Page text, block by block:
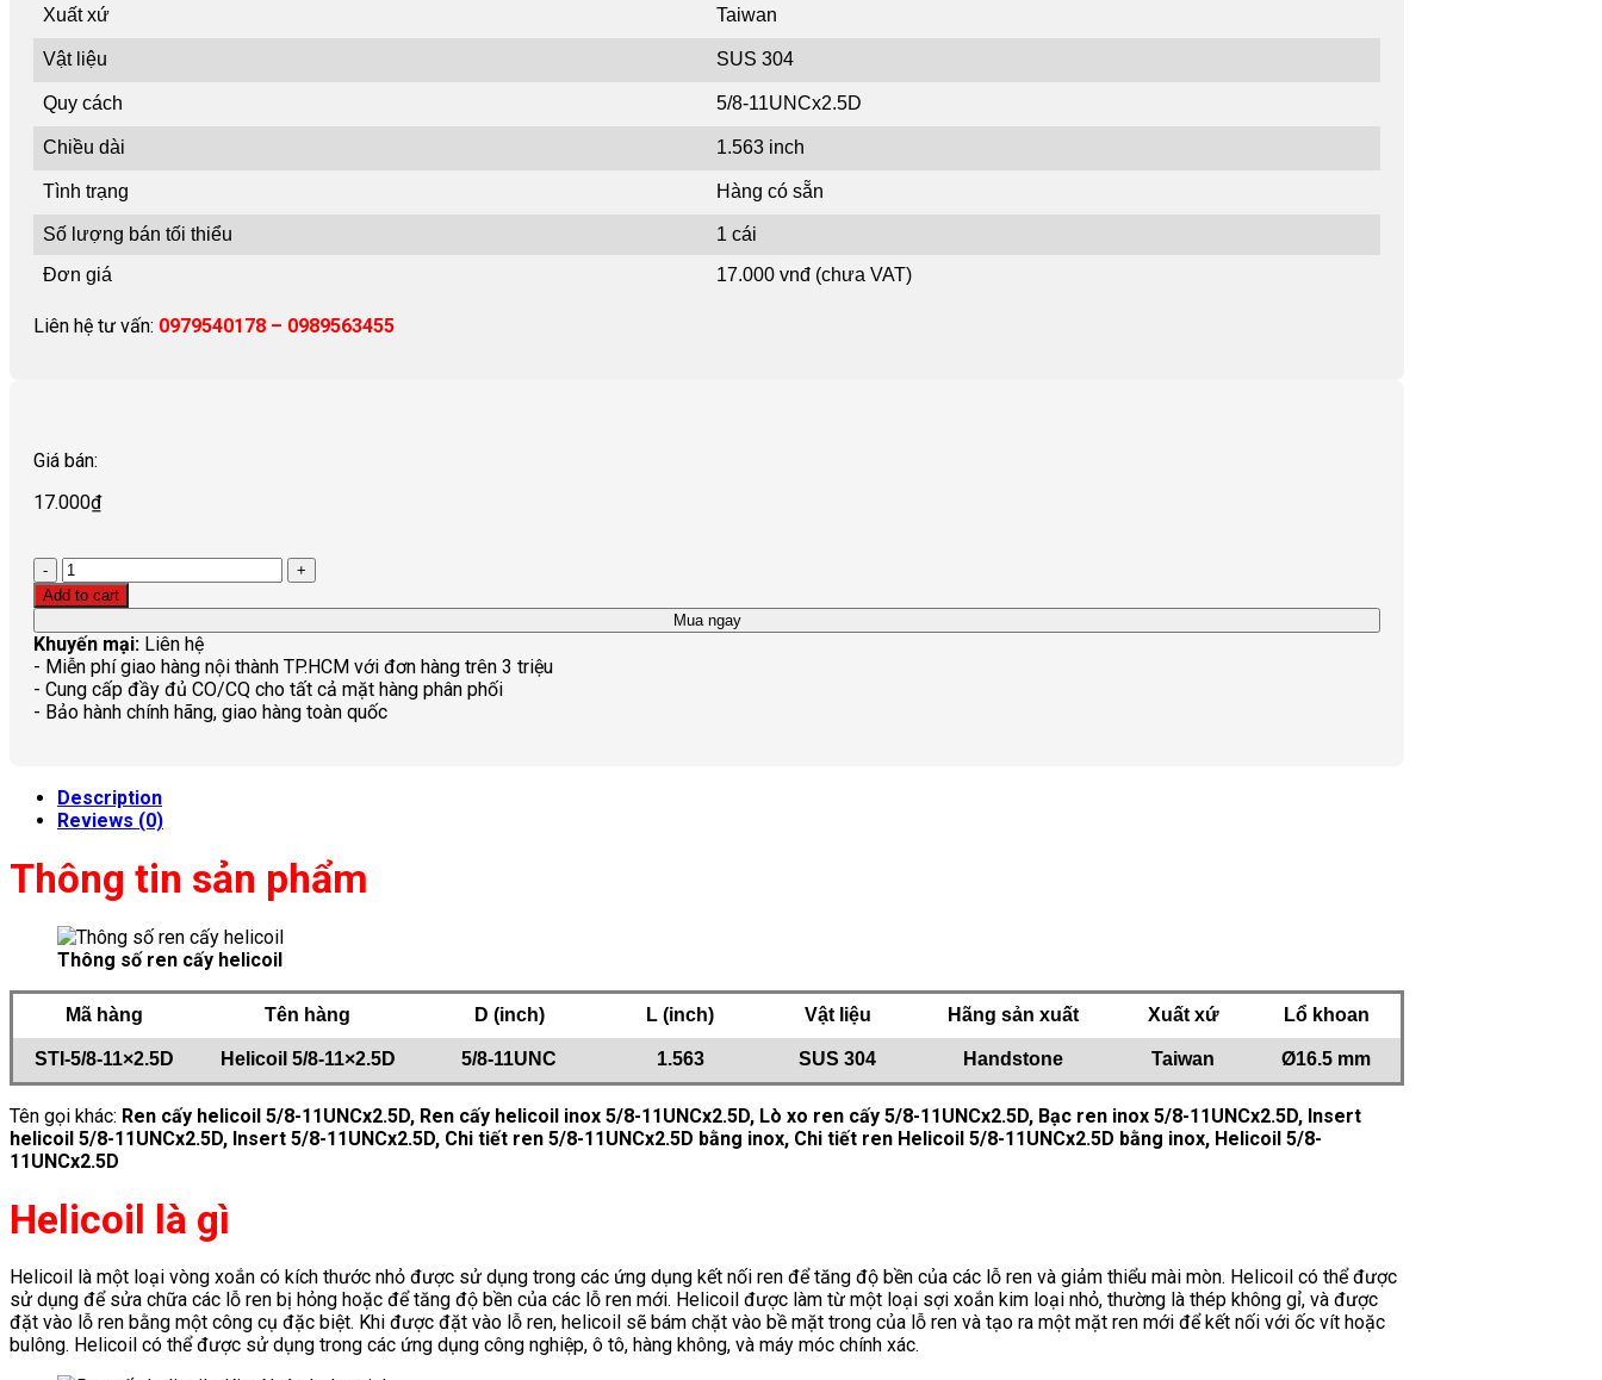
Xuất xứ Taiwan
Vật liệu SUS 304
Quy cách 5/8-11UNCx2.5D
Chiều dài 1.563 inch
Tình trạng Hàng có sẵn
Số lượng bán tối thiểu
1 cái
Đơn giá
17.000 vnđ (chưa VAT)
Liên hệ tư vấn: 0979540178 – 0989563455
Giá bán:
17.000₫
Quantity
Add to cart
Mua ngay
Khuyến mại: Liên hệ
- Miễn phí giao hàng nội thành TP.HCM với đơn hàng trên 3 triệu
- Cung cấp đầy đủ CO/CQ cho tất cả mặt hàng phân phối
- Bảo hành chính hãng, giao hàng toàn quốc
Description
Reviews (0)
Thông tin sản phẩm
Thông số ren cấy helicoil
Mã hàng Tên hàng D (inch) L (inch) Vật liệu Hãng sản xuất Xuất xứ Lổ khoan
STI-5/8-11×2.5D Helicoil 5/8-11×2.5D 5/8-11UNC 1.563 SUS 304 Handstone Taiwan Ø16.5 mm
Tên gọi khác: Ren cấy helicoil 5/8-11UNCx2.5D, Ren cấy helicoil inox 5/8-11UNCx2.5D, Lò xo ren cấy 5/8-11UNCx2.5D, Bạc ren inox 5/8-11UNCx2.5D, Insert
helicoil 5/8-11UNCx2.5D, Insert 5/8-11UNCx2.5D, Chi tiết ren 5/8-11UNCx2.5D bằng inox, Chi tiết ren Helicoil 5/8-11UNCx2.5D bằng inox, Helicoil 5/8-
11UNCx2.5D
Helicoil là gì
Helicoil là một loại vòng xoắn có kích thước nhỏ được sử dụng trong các ứng dụng kết nối ren để tăng độ bền của các lỗ ren và giảm thiểu mài mòn. Helicoil có thể được
sử dụng để sửa chữa các lỗ ren bị hỏng hoặc để tăng độ bền của các lỗ ren mới. Helicoil được làm từ một loại sợi xoắn kim loại nhỏ, thường là thép không gỉ, và được
đặt vào lỗ ren bằng một công cụ đặc biệt. Khi được đặt vào lỗ ren, helicoil sẽ bám chặt vào bề mặt trong của lỗ ren và tạo ra một mặt ren mới để kết nối với ốc vít hoặc
bulông. Helicoil có thể được sử dụng trong các ứng dụng công nghiệp, ô tô, hàng không, và máy móc chính xác.